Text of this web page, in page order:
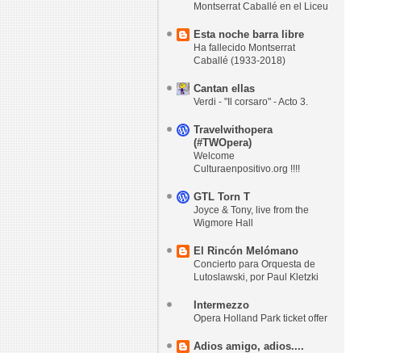
Montserrat Caballé en el Liceu
Esta noche barra libre
Ha fallecido Montserrat
Caballé (1933-2018)
Cantan ellas
Verdi - "Il corsaro" - Acto 3.
Travelwithopera
(#TWOpera)
Welcome
Culturaenpositivo.org !!!!
GTL Torn T
Joyce & Tony, live from the
Wigmore Hall
El Rincón Melómano
Concierto para Orquesta de
Lutoslawski, por Paul Kletzki
Intermezzo
Opera Holland Park ticket offer
Adios amigo, adios....